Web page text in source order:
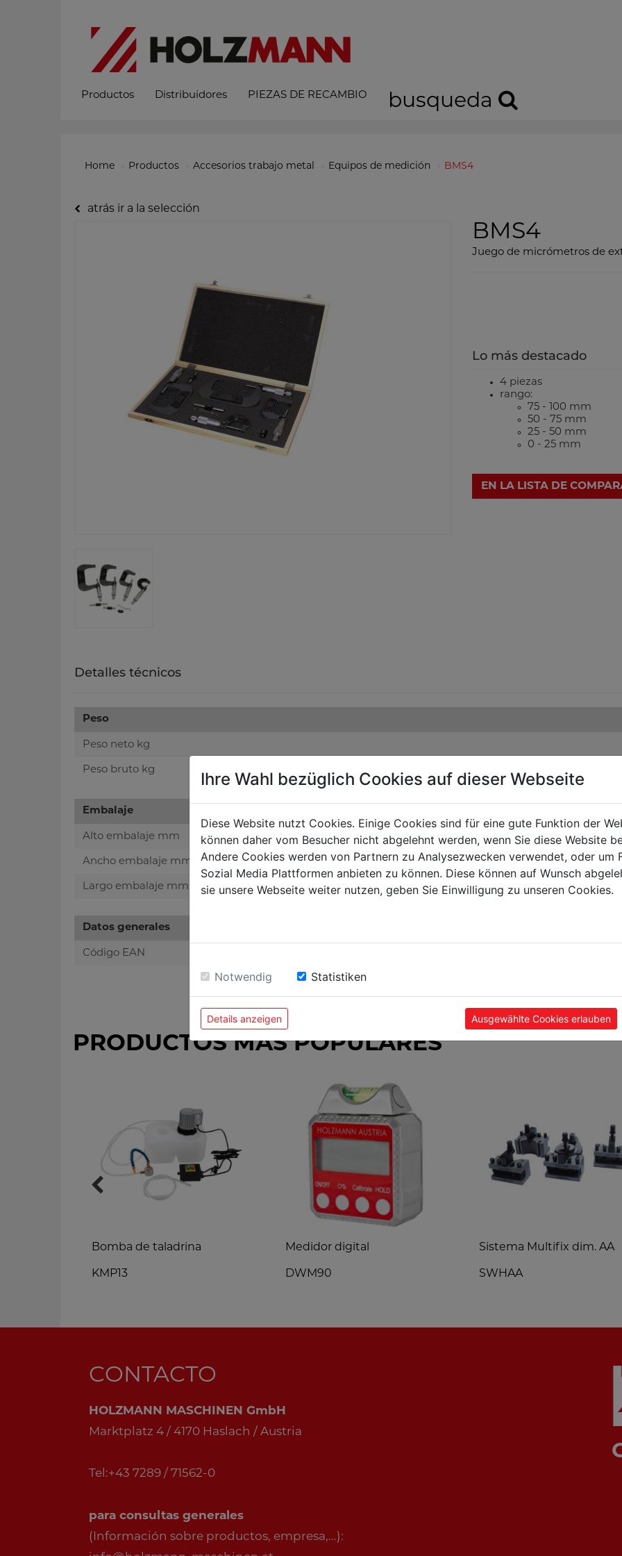
Productos Distribuidores PIEZAS DE RECAMBIO busqueda
Home Productos Accesorios trabajo metal Equipos de medición BMS4
atrás ir a la selección
BMS4
Juego de micrómetros de
Lo más destacado
4 piezas
rango:
75 - 100 mm
50 - 75 mm
25 - 50 mm
0 - 25 mm
EN LA LISTA DE
Detalles técnicos
Peso
Peso neto kg
Peso bruto kg
Embalaje
Alto embalaje mm
Ancho embalaje mm
Largo embalaje mm
Datos generales
Código EAN
PRODUCTOS MÁS POPULARES
Bomba de taladrina
KMP13
Medidor digital
DWM90
Sistema Multifix dim. AA
SWHAA
CONTACTO
HOLZMANN MASCHINEN GmbH
Marktplatz 4 / 4170 Haslach / Austria
Tel:+43 7289 / 71562-0
para consultas generales
(Información sobre productos, empresa,...):
Ihre Wahl bezüglich Cookies auf dieser Webseite
Diese Website nutzt Cookies. Einige Cookies sind für eine gute Funktion der
können daher vom Besucher nicht abgelehnt werden, wenn Sie diese Website
Andere Cookies werden von Partnern zu Analysezwecken verwendet, oder um
Sozial Media Plattformen anbieten zu können. Diese können auf Wunsch
sie unsere Webseite weiter nutzen, geben Sie Einwilligung zu unseren Cookies.
Notwendig Statistiken
Details anzeigen Ausgewählte Cookies erlauben